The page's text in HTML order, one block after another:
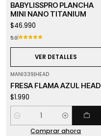
BABYLISSPRO PLANCHA
MINI NANO TITANIUM
$46.990
5.0
VER DETALLES
MANI339|HEAD
FRESA FLAMA AZUL HEAD
$1.990
Cantidad
Comprar ahora